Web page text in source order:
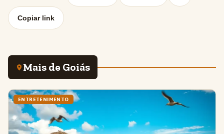
Copiar link
Mais de Goiás
ENTRETENIMENTO